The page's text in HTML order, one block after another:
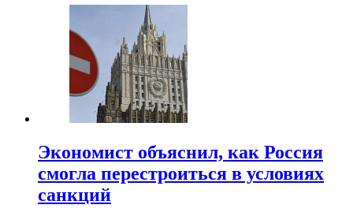
Экономист объяснил, как Россия
смогла перестроиться в условиях
санкций